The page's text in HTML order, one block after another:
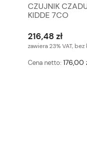
CZUJNIK
KIDDE 7CO
216,48 zł
zawiera 23% VAT,
Cena netto: 176,00